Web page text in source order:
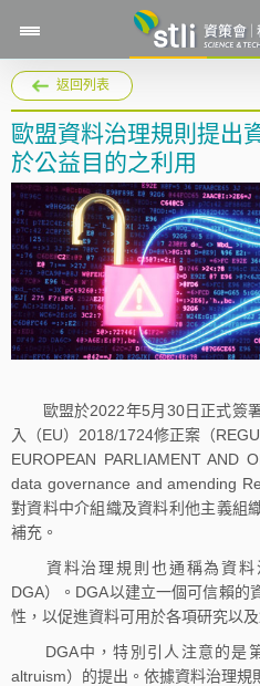
返回列表
歐盟資料治理規則提出
於公益目的之利用
歐盟於2022年5月30日正式簽署
入（EU）2018/1724修正案（
EUROPEAN PARLIAMENT AND
data governance and amending
對資料中介組織及資料利他主義組
補充。
資料治理規則也通稱為資料治
DGA）。DGA以建立一個可信賴的
性，以促進資料可用於各項研究以
DGA中，特別引人注意的是
altruism）的提出。依據資料治理規